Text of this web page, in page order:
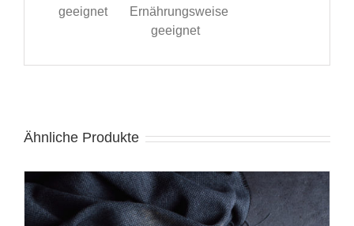
geeignet
Ernährungsweise
geeignet
Ähnliche Produkte